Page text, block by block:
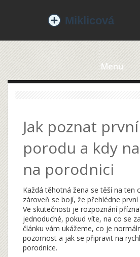
Menu
Jak poznat
porodu a kdy
na porodnici
Každá těhotná žena se těší na ten
zároveň se bojí, že přehlédne první
Ve skutečnosti je rozpoznání
jednoduché, pokud víte, na co se
článku vám ukážeme, co je
pozornost a jak se připravit na
porodnice.